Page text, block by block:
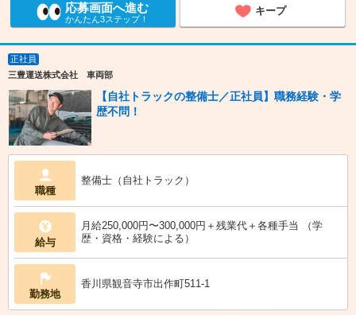
応募画面へ進む
かんたん3ステップ！
キープ
正社員
三豊運送株式会社 車両部
【自社トラックの整備士／正社員】職務経験・学
歴不問！
職種
整備士（自社トラック）
給与
月給250,000円〜300,000円＋残業代＋各種手当 （学
歴・資格・経験による）
勤務地
香川県観音寺市出作町511-1